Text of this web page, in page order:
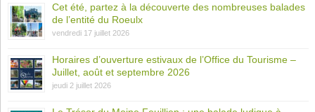
Cet été, partez à la découverte des nombreuses balades
de l’entité du Roeulx
vendredi 17 juillet 2026
Horaires d’ouverture estivaux de l’Office du Tourisme –
Juillet, août et septembre 2026
jeudi 2 juillet 2026